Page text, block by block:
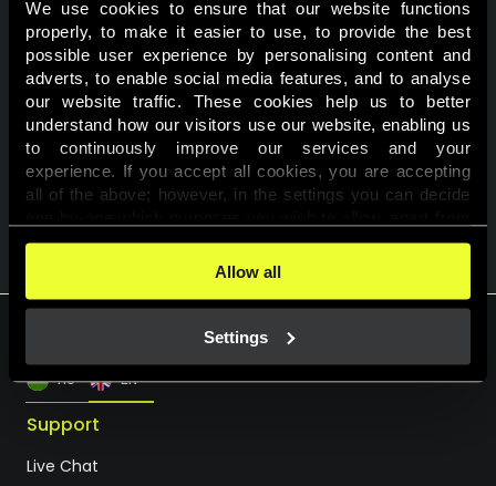
We use cookies to ensure that our website functions
properly, to make it easier to use, to provide the best
possible user experience by personalising content and
adverts, to enable social media features, and to analyse
our website traffic. These cookies help us to better
understand how our visitors use our website, enabling us
to continuously improve our services and your
experience. If you accept all cookies, you are accepting
all of the above; however, in the settings you can decide
the cookies that are essential for the website to function.
You can find more information about the cookies used on
Allow all
Settings
A nyereményjátékban való részvételhez a felhasználói
fiókodban a személyes profiloldalon hozzájárulást kell adnod,
hogy részt kívánsz venni a promóciókban!
Részvételi feltételek
Support
Live Chat
HU EN